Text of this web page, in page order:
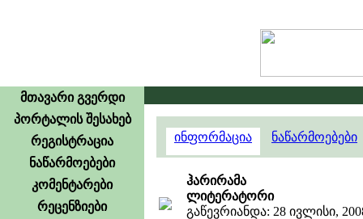
მთავარი გვერდი
პორტალის შესახებ
რეგისტრაცია
ნაწარმოებები
კომენტარები
რეცენზიები
ინფორმაცია ნაწარმოებები
ჰარირამა
ლიტერატორი
გაწევრიანდა: 28 ივლისი,